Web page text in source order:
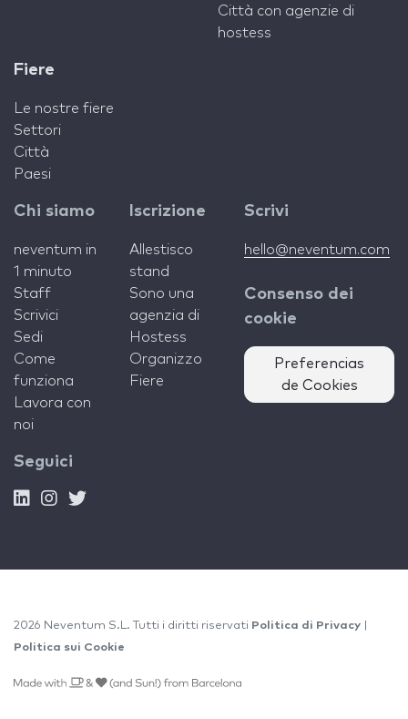
Città con agenzie di
hostess
Fiere
Le nostre fiere
Settori
Città
Paesi
Chi siamo
neventum in
1 minuto
Staff
Scrivici
Sedi
Come
funziona
Lavora con
noi
Iscrizione
Allestisco
stand
Sono una
agenzia di
Hostess
Organizzo
Fiere
Scrivi
hello@neventum.com
Consenso dei
cookie
Preferencias
de Cookies
Seguici
2026 Neventum S.L. Tutti i diritti riservati Politica di Privacy
Politica sui Cookie